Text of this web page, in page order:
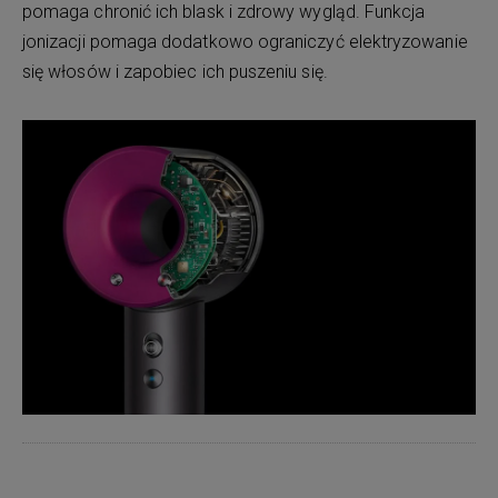
pomaga chronić ich blask i zdrowy wygląd. Funkcja
jonizacji pomaga dodatkowo ograniczyć elektryzowanie
się włosów i zapobiec ich puszeniu się.